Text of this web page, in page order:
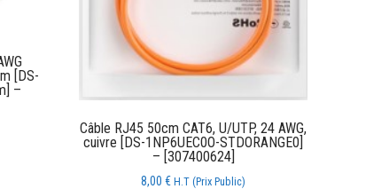
[DS-
–
Câble RJ45 50cm CAT6, U/UTP, 24 AWG,
cuivre [DS-1NP6UEC0O-STDORANGE0]
– [307400624]
8,00€ H.T (Prix Public)